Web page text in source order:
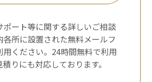
ポート等に関する詳しいご相談
各所に設置された無料メールフ
用ください。24時間無料で利用
りにも対応しております。